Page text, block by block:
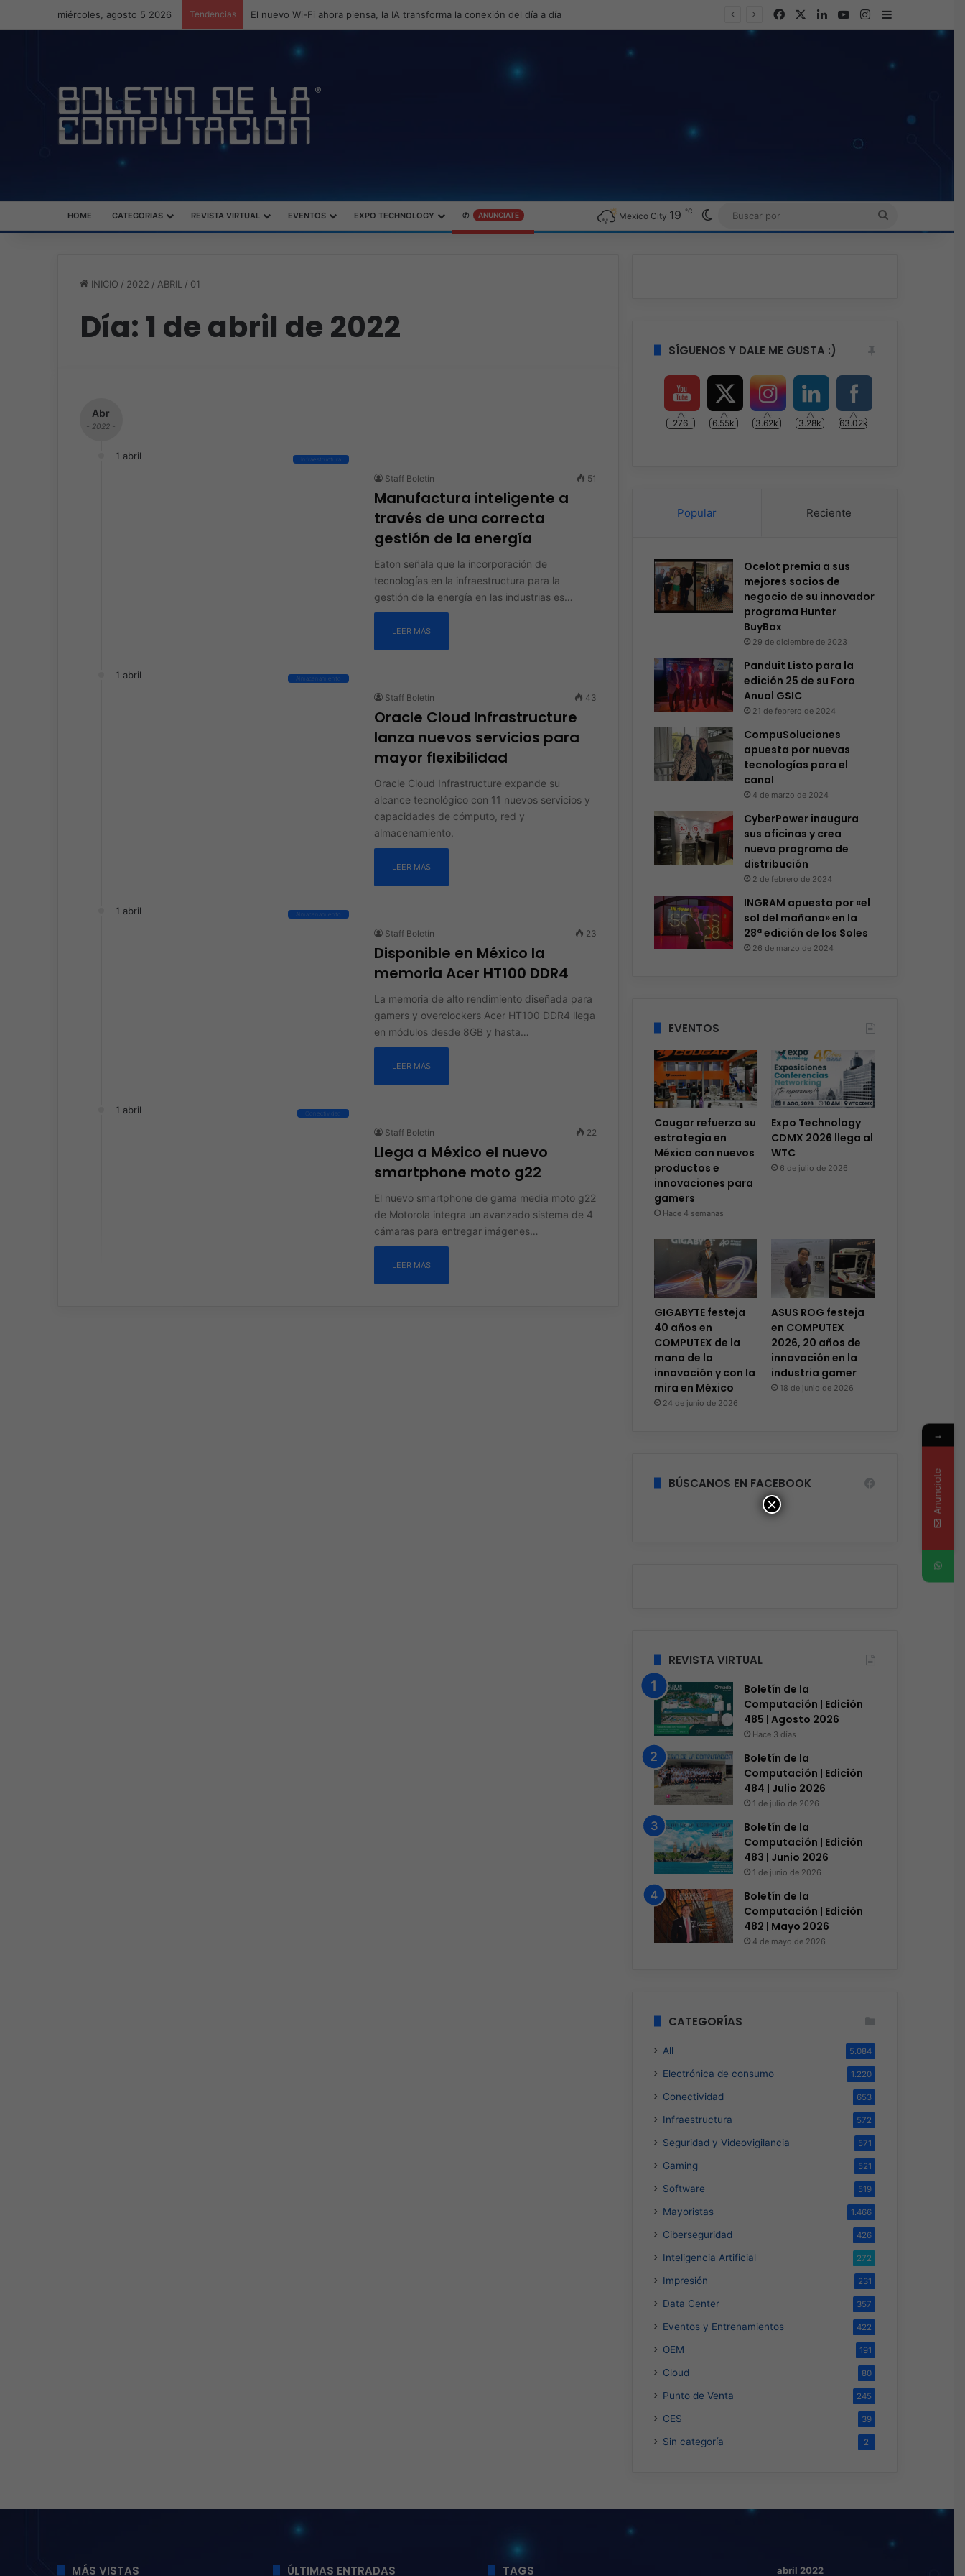
miércoles, agosto 5 2026 Tendencias El nuevo Wi-Fi ahora piensa, la IA transforma la conexión del día a día FacebookLinkedInYouTubeInstagram
Barra lateral
HOME CATEGORIAS REVISTA VIRTUAL EVENTOS EXPO TECHNOLOGY ✆ ANUNCIATE Mexico City 19 ℃ Switch skin
BUSCAR
INICIO / 2022 / ABRIL / 01
Día: 1 de abril de 2022
Abr
- 2022 -
1 abril Infraestructura
Staff Boletín 51
Manufactura inteligente a
través de una correcta
gestión de la energía
Eaton señala que la incorporación de
tecnologías en la infraestructura para la
gestión de la energía en las industrias es…
LEER MÁS
1 abril Almacenamiento
Staff Boletín 43
Oracle Cloud Infrastructure
lanza nuevos servicios para
mayor flexibilidad
Oracle Cloud Infrastructure expande su
alcance tecnológico con 11 nuevos servicios y
capacidades de cómputo, red y
almacenamiento.
LEER MÁS
1 abril Almacenamiento
Staff Boletín 23
Disponible en México la
memoria Acer HT100 DDR4
La memoria de alto rendimiento diseñada para
gamers y overclockers Acer HT100 DDR4 llega
en módulos desde 8GB y hasta…
LEER MÁS
1 abril Conectividad
Staff Boletín 22
Llega a México el nuevo
smartphone moto g22
El nuevo smartphone de gama media moto g22
de Motorola integra un avanzado sistema de 4
cámaras para entregar imágenes…
LEER MÁS
SÍGUENOS Y DALE ME GUSTA :)
276 6.55k 3.62k 3.28k 63.02k
Popular Reciente
Ocelot premia a sus
mejores socios de
negocio de su innovador
programa Hunter
BuyBox
29 de diciembre de 2023
Panduit Listo para la
edición 25 de su Foro
Anual GSIC
21 de febrero de 2024
CompuSoluciones
apuesta por nuevas
tecnologías para el
canal
4 de marzo de 2024
CyberPower inaugura
sus oficinas y crea
nuevo programa de
distribución
2 de febrero de 2024
INGRAM apuesta por «el
sol del mañana» en la
28ª edición de los Soles
26 de marzo de 2024
EVENTOS
Cougar refuerza su
estrategia en
México con nuevos
productos e
innovaciones para
gamers
Hace 4 semanas
Expo Technology
CDMX 2026 llega al
WTC
6 de julio de 2026
GIGABYTE festeja
40 años en
COMPUTEX de la
mano de la
innovación y con la
mira en México
24 de junio de 2026
ASUS ROG festeja
en COMPUTEX
2026, 20 años de
innovación en la
industria gamer
18 de junio de 2026
BÚSCANOS EN FACEBOOK
REVISTA VIRTUAL
Boletín de la
Computación | Edición
485 | Agosto 2026
Hace 3 días
Boletín de la
Computación | Edición
484 | Julio 2026
1 de julio de 2026
Boletín de la
Computación | Edición
483 | Junio 2026
1 de junio de 2026
Boletín de la
Computación | Edición
482 | Mayo 2026
4 de mayo de 2026
CATEGORÍAS
All 5.084
Electrónica de consumo 1.220
Conectividad 653
Infraestructura 572
Seguridad y Videovigilancia 571
Gaming 521
Software 519
Mayoristas 1.466
Ciberseguridad 426
Inteligencia Artificial 272
Impresión 231
Data Center 357
Eventos y Entrenamientos 422
OEM 191
Cloud 80
Punto de Venta 245
CES 39
Sin categoría 2
MÁS VISTAS ÚLTIMAS ENTRADAS TAGS abril 2022
×
→
Anunciate